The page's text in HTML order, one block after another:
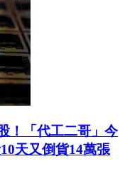
！「代工二哥」今
天又倒貨14萬張